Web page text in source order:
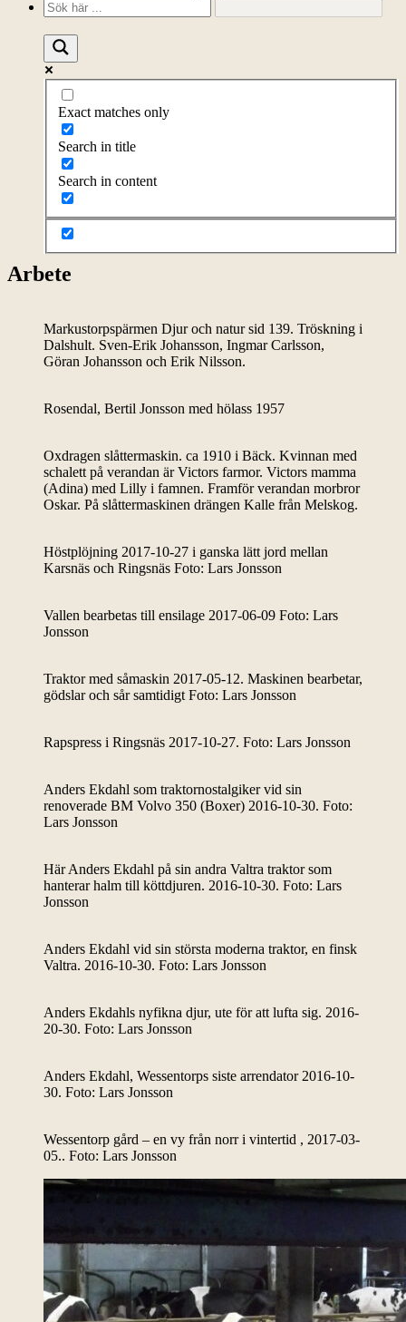
Exact matches only
Search in title
Search in content
Arbete
Markustorpspärmen Djur och natur sid 139. Tröskning i
Dalshult. Sven-Erik Johansson, Ingmar Carlsson,
Göran Johansson och Erik Nilsson.
Rosendal, Bertil Jonsson med hölass 1957
Oxdragen slåttermaskin. ca 1910 i Bäck. Kvinnan med
schalett på verandan är Victors farmor. Victors mamma
(Adina) med Lilly i famnen. Framför verandan morbror
Oskar. På slåttermaskinen drängen Kalle från Melskog.
Höstplöjning 2017-10-27 i ganska lätt jord mellan
Karsnäs och Ringsnäs Foto: Lars Jonsson
Vallen bearbetas till ensilage 2017-06-09 Foto: Lars
Jonsson
Traktor med såmaskin 2017-05-12. Maskinen bearbetar,
gödslar och sår samtidigt Foto: Lars Jonsson
Rapspress i Ringsnäs 2017-10-27. Foto: Lars Jonsson
Anders Ekdahl som traktornostalgiker vid sin
renoverade BM Volvo 350 (Boxer) 2016-10-30. Foto:
Lars Jonsson
Här Anders Ekdahl på sin andra Valtra traktor som
hanterar halm till köttdjuren. 2016-10-30. Foto: Lars
Jonsson
Anders Ekdahl vid sin största moderna traktor, en finsk
Valtra. 2016-10-30. Foto: Lars Jonsson
Anders Ekdahls nyfikna djur, ute för att lufta sig. 2016-
20-30. Foto: Lars Jonsson
Anders Ekdahl, Wessentorps siste arrendator 2016-10-
30. Foto: Lars Jonsson
Wessentorp gård – en vy från norr i vintertid , 2017-03-
05.. Foto: Lars Jonsson